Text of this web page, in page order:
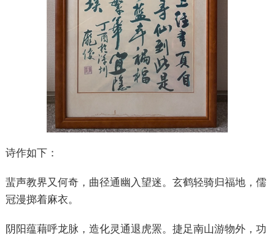
诗作如下：
蜚声教界又何奇，曲径通幽入望迷。玄鹤轻骑归福地，儒
冠漫掷着麻衣。
阴阳蕴藉呼龙脉，造化灵通退虎罴。捷足南山游物外，功